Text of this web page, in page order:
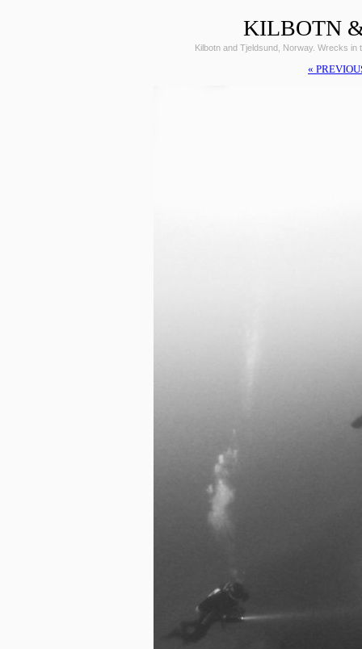
KILBOTN
Kilbotn and Tjeldsund, Norway. Wrecks
«